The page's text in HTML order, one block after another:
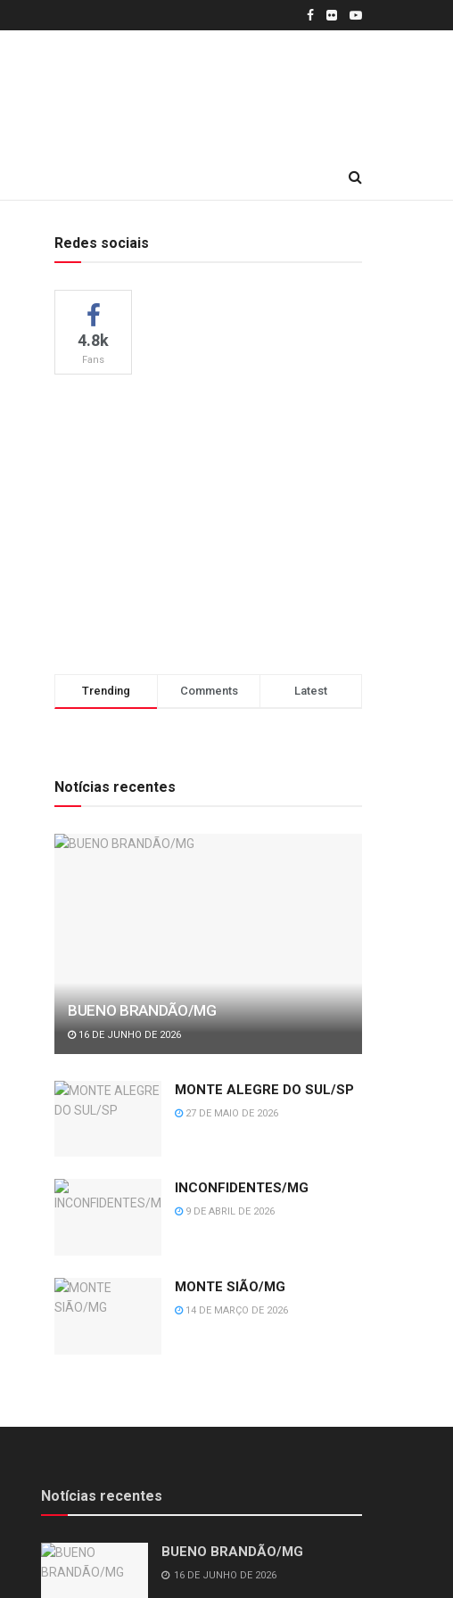
Redes sociais
4.8k
Fans
Trending Comments Latest
Notícias recentes
BUENO BRANDÃO/MG
16 DE JUNHO DE 2026
MONTE ALEGRE DO SUL/SP
27 DE MAIO DE 2026
INCONFIDENTES/MG
9 DE ABRIL DE 2026
MONTE SIÃO/MG
14 DE MARÇO DE 2026
Notícias recentes
BUENO BRANDÃO/MG
16 DE JUNHO DE 2026